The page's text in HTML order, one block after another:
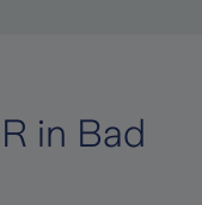
in Bad